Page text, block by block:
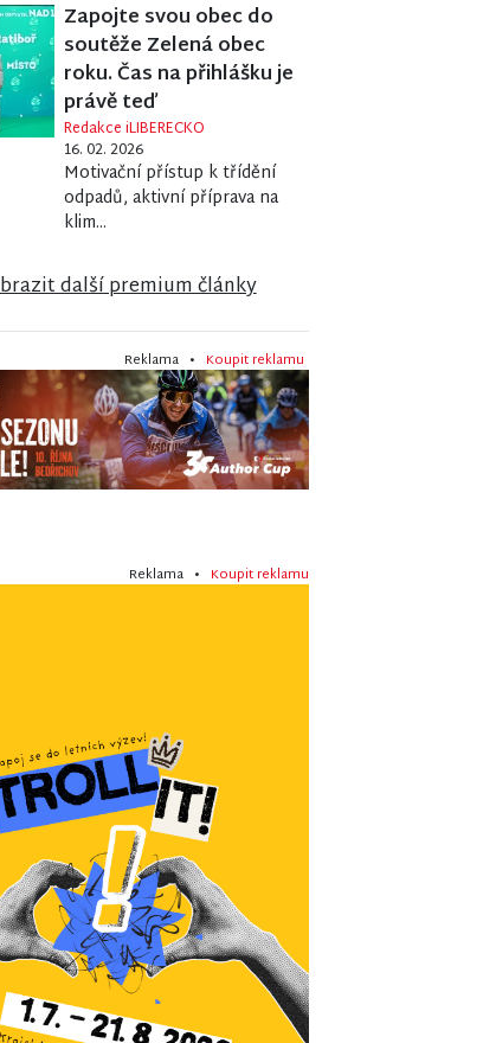
Zapojte svou obec do
soutěže Zelená obec
roku. Čas na přihlášku je
právě teď
Redakce iLIBERECKO
16. 02. 2026
Motivační přístup k třídění
odpadů, aktivní příprava na
klim...
další premium články
Reklama • Koupit reklamu
Reklama • Koupit reklamu